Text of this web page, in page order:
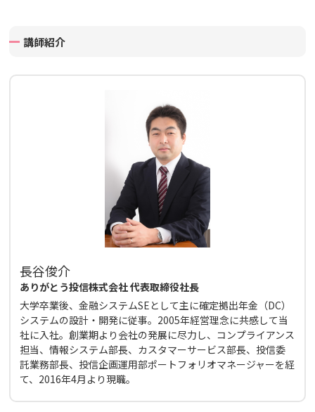
講師紹介
長谷俊介
ありがとう投信株式会社 代表取締役社長
大学卒業後、金融システムSEとして主に確定拠出年金（DC）
システムの設計・開発に従事。2005年経営理念に共感して当
社に入社。創業期より会社の発展に尽力し、コンプライアンス
担当、情報システム部長、カスタマーサービス部長、投信委
託業務部長、投信企画運用部ポートフォリオマネージャーを経
て、2016年4月より現職。